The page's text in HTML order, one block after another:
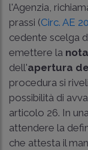
l'Agenzia,
prassi (Circ. AE
cedente scelga
emettere la
dell'apertura
procedura si
possibilità di
articolo 26. In
attendere la
che attesta il